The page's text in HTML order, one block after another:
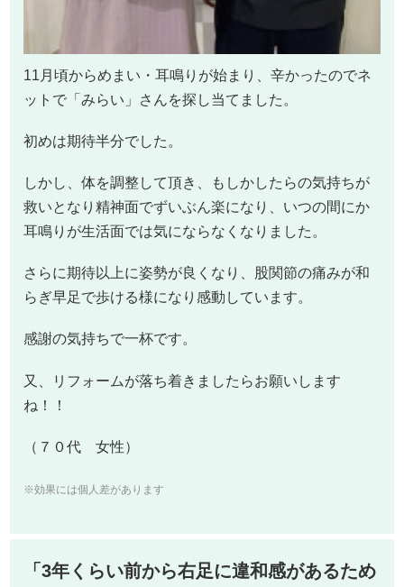
11月頃からめまい・耳鳴りが始まり、辛かったのでネ
ットで「みらい」さんを探し当てました。
初めは期待半分でした。
しかし、体を調整して頂き、もしかしたらの気持ちが
救いとなり精神面でずいぶん楽になり、いつの間にか
耳鳴りが生活面では気にならなくなりました。
さらに期待以上に姿勢が良くなり、股関節の痛みが和
らぎ早足で歩ける様になり感動しています。
感謝の気持ちで一杯です。
又、リフォームが落ち着きましたらお願いします
ね！！
（７０代 女性）
※効果には個人差があります
「3年くらい前から右足に違和感があるため